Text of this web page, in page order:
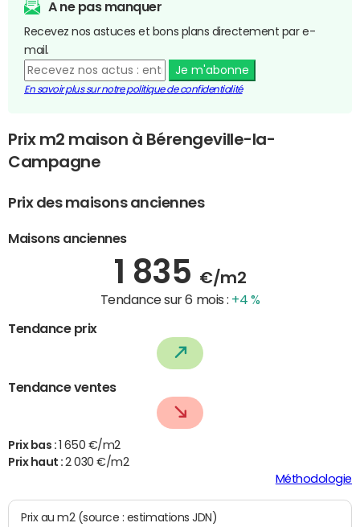
A ne pas manquer
Recevez nos astuces et bons plans directement par e-
mail.
Je m'abonne
En savoir plus sur notre politique de confidentialité
Prix m2 maison à Bérengeville-la-
Campagne
Prix des maisons anciennes
Maisons anciennes
1 835 €/m2
Tendance sur 6 mois : +4 %
Tendance prix
Tendance ventes
Prix bas :
1 650 €/m2
Prix haut :2 030 €/m2
Méthodologie
Prix au m2 (source : estimations JDN)